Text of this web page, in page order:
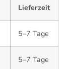
Lieferzeit
5–7 Tage
5–7 Tage